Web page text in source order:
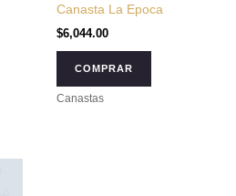
Canasta La Epoca
$6,044.00
COMPRAR
Canastas